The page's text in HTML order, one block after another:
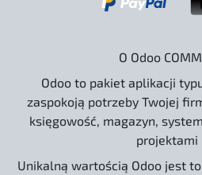
O Odoo
Odoo to pakiet aplikacji
zaspokoją potrzeby Twojej
księgowość, magazyn,
projektami
Unikalną wartością Odoo jest